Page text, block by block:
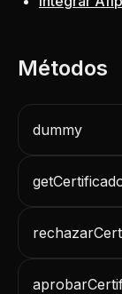
dummy